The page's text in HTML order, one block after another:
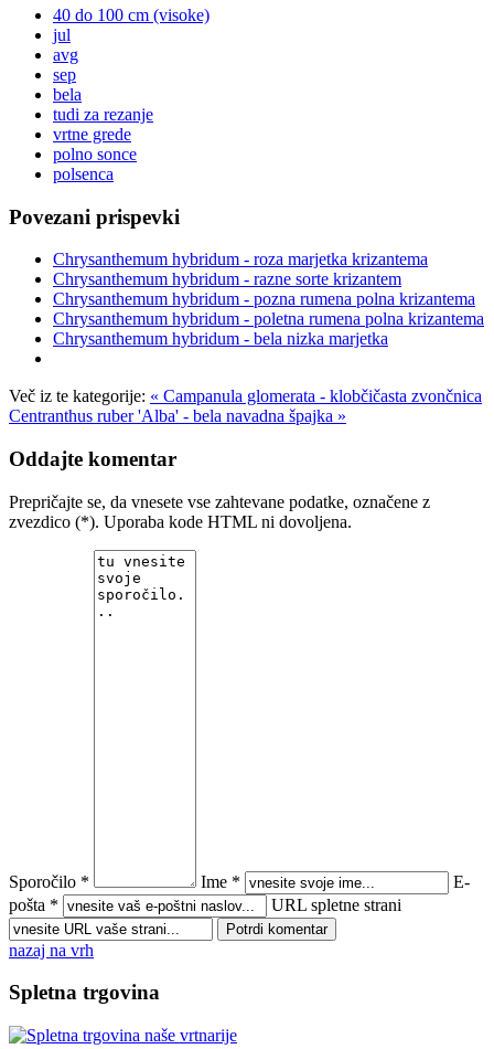
40 do 100 cm (visoke)
jul
avg
sep
bela
tudi za rezanje
vrtne grede
polno sonce
polsenca
Povezani prispevki
Chrysanthemum hybridum - roza marjetka krizantema
Chrysanthemum hybridum - razne sorte krizantem
Chrysanthemum hybridum - pozna rumena polna krizantema
Chrysanthemum hybridum - poletna rumena polna krizantema
Chrysanthemum hybridum - bela nizka marjetka
Več iz te kategorije: « Campanula glomerata - klobčičasta zvončnica
Centranthus ruber 'Alba' - bela navadna špajka »
Oddajte komentar
Prepričajte se, da vnesete vse zahtevane podatke, označene z
zvezdico (*). Uporaba kode HTML ni dovoljena.
Sporočilo * Ime *
E-
pošta *
URL spletne strani
nazaj na vrh
Spletna trgovina